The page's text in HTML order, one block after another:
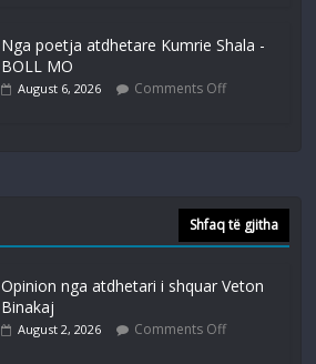
Nga poetja atdhetare Kumrie Shala -
BOLL MO
August 6, 2026 Comments Off
Shfaq të gjitha
Opinion nga atdhetari i shquar Veton
Binakaj
August 2, 2026 Comments Off